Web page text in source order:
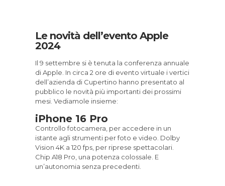
Le novità dell’evento Apple
2024
Il 9 settembre si è tenuta la conferenza annuale
di Apple. In circa 2 ore di evento virtuale i vertici
dell’azienda di Cupertino hanno presentato al
pubblico le novità più importanti dei prossimi
mesi. Vediamole insieme:
iPhone 16 Pro
Controllo fotocamera, per accedere in un
istante agli strumenti per foto e video. Dolby
Vision 4K a 120 fps, per riprese spettacolari.
Chip A18 Pro, una potenza colossale. E
un’autonomia senza precedenti.